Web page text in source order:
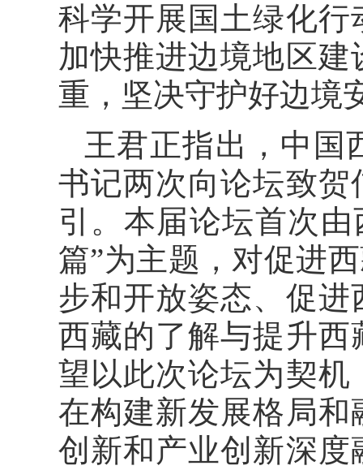
科学开展国土绿化
加快推进边境地区
重，坚决守护好边境
王君正指出，中国
书记两次向论坛致
引。本届论坛首次
篇”为主题，对促进
步和开放姿态、促
西藏的了解与提升
望以此次论坛为契
在构建新发展格局
创新和产业创新深